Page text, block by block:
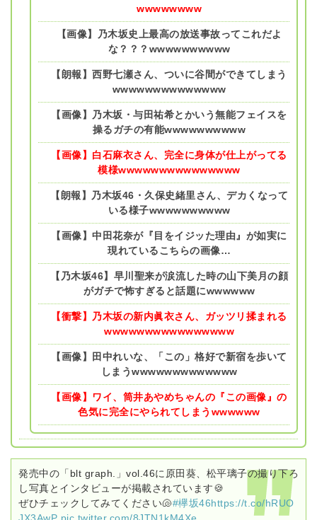
wwwwwwww
【画像】乃木坂史上最高の放送事故ってこれだよ
な？？？wwwwwwwwww
【朗報】西野七瀬さん、ついに谷間ができてしまう
wwwwwwwwwwwwww
【画像】乃木坂・与田祐希とかいう無能フェイスを
操るガチの有能wwwwwwwwww
【画像】白石麻衣さん、完全に身体が仕上がってる
模様wwwwwwwwwwwwwww
【朗報】乃木坂46・久保史緒里さん、デカくなって
いる様子wwwwwwwwww
【画像】中田花奈が『目をイジッた理由』が如実に
現れているこちらの画像…
【乃木坂46】早川聖来が涙流した時の山下美月の顔
がガチで怖すぎると話題にwwwwww
【衝撃】乃木坂の新内眞衣さん、ガッツリ揉まれる
wwwwwwwwwwwwwwww
【画像】田中れいな、「この」格好で新宿を歩いて
しまうwwwwwwwwwwwww
【画像】ワイ、筒井あやめちゃんの『この画像』の
色気に完全にやられてしまうwwwwww
発売中の「blt graph.」vol.46に原田葵、松平璃子の撮り下ろ
し写真とインタビューが掲載されています🍪
ぜひチェックしてみてください🐚#欅坂46https://t.co/hRUO
JX3AwP pic.twitter.com/8JTN1kM4Xe